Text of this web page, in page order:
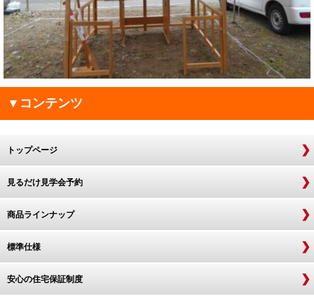
▼コンテンツ
トップページ
見るだけ見学会予約
商品ラインナップ
標準仕様
安心の住宅保証制度